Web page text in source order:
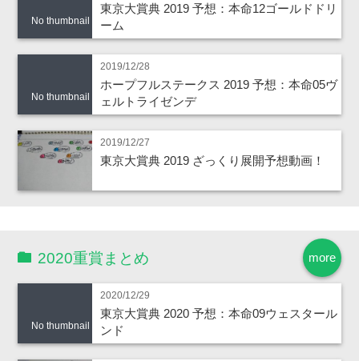
No thumbnail
東京大賞典 2019 予想：本命12ゴールドドリ
ーム
No thumbnail
2019/12/28
ホープフルステークス 2019 予想：本命05ヴ
ェルトライゼンデ
2019/12/27
東京大賞典 2019 ざっくり展開予想動画！
more
2020重賞まとめ
No thumbnail
2020/12/29
東京大賞典 2020 予想：本命09ウェスタール
ンド